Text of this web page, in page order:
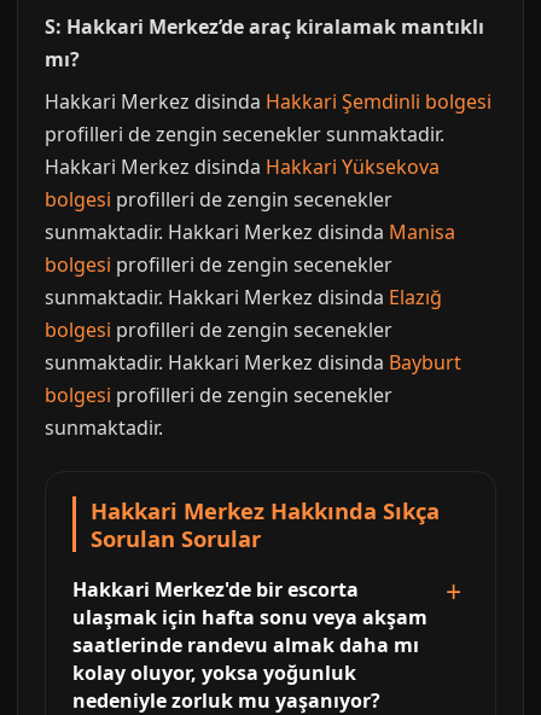
S: Hakkari Merkez’de araç kiralamak mantıklı
mı?
Hakkari Merkez disinda Hakkari Şemdinli bolgesi
profilleri de zengin secenekler sunmaktadir.
Hakkari Merkez disinda Hakkari Yüksekova
bolgesi profilleri de zengin secenekler
sunmaktadir. Hakkari Merkez disinda Manisa
bolgesi profilleri de zengin secenekler
sunmaktadir. Hakkari Merkez disinda Elazığ
bolgesi profilleri de zengin secenekler
sunmaktadir. Hakkari Merkez disinda Bayburt
bolgesi profilleri de zengin secenekler
sunmaktadir.
Hakkari Merkez Hakkında Sıkça
Sorulan Sorular
Hakkari Merkez'de bir escorta
ulaşmak için hafta sonu veya akşam
saatlerinde randevu almak daha mı
kolay oluyor, yoksa yoğunluk
nedeniyle zorluk mu yaşanıyor?